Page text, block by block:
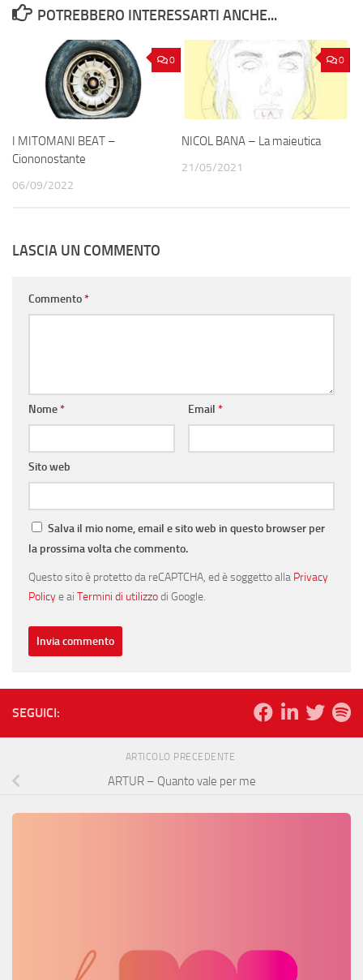
POTREBBERO INTERESSARTI ANCHE...
0
I MITOMANI BEAT –
Ciononostante
06/09/2022
0
NICOL BANA – La maieutica
21/05/2021
LASCIA UN COMMENTO
Commento*
Nome* Email *
Sito web
Salva il mio nome, email e sito web in questo browser per
la prossima volta che commento.
Questo sito è protetto da reCAPTCHA, ed è soggetto alla Privacy
Policye ai Termini di utilizzodi Google.
SEGUICI:
ARTICOLO PRECEDENTE
ARTUR – Quanto vale per me